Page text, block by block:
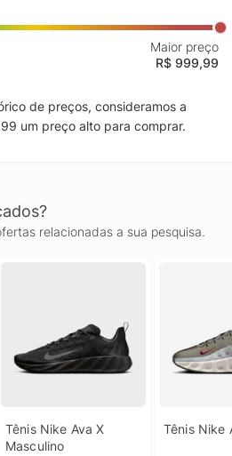
Maior preço
R$ 999,99
de preços, consideramos a
um preço alto para comprar.
relacionadas a sua pesquisa.
Tênis Nike Ava X
Masculino
Tênis Nike